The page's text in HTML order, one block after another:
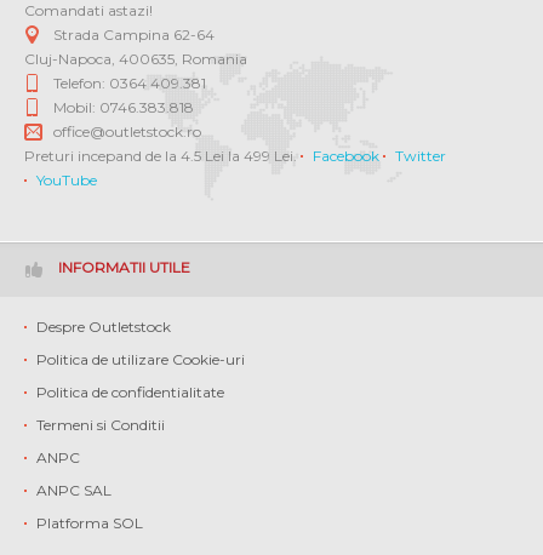
Comandati astazi!
Strada Campina 62-64
Cluj-Napoca, 400635, Romania
Telefon: 0364 409.381
Mobil: 0746.383.818
office@outletstock.ro
Preturi incepand de la 4.5 Lei la 499 Lei.
Facebook
Twitter
YouTube
INFORMATII UTILE
Despre Outletstock
Politica de utilizare Cookie-uri
Politica de confidentialitate
Termeni si Conditii
ANPC
ANPC SAL
Platforma SOL